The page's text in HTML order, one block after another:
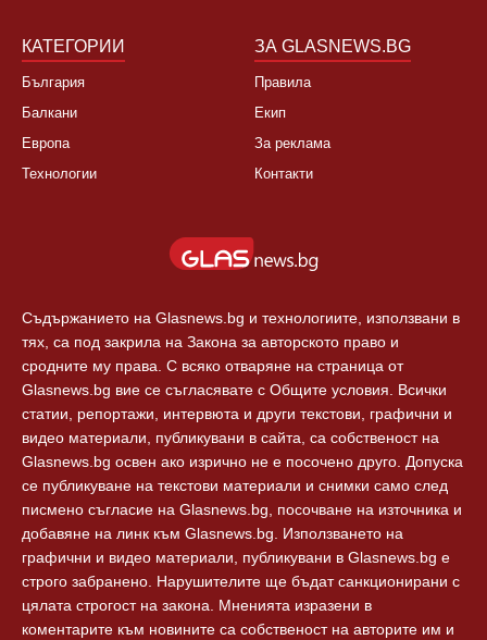
КАТЕГОРИИ
България
Балкани
Европа
Технологии
ЗА GLASNEWS.BG
Правила
Екип
За реклама
Контакти
Съдържанието на Glasnews.bg и технологиите, използвани в
тях, са под закрила на Закона за авторското право и
сродните му права. С всяко отваряне на страница от
Glasnews.bg вие се съгласявате с Общите условия. Всички
статии, репортажи, интервюта и други текстови, графични и
видео материали, публикувани в сайта, са собственост на
Glasnews.bg освен ако изрично не е посочено друго. Допуска
се публикуване на текстови материали и снимки само след
писмено съгласие на Glasnews.bg, посочване на източника и
добавяне на линк към Glasnews.bg. Използването на
графични и видео материали, публикувани в Glasnews.bg е
строго забранено. Нарушителите ще бъдат санкционирани с
цялата строгост на закона. Мненията изразени в
коментарите към новините са собственост на авторите им и